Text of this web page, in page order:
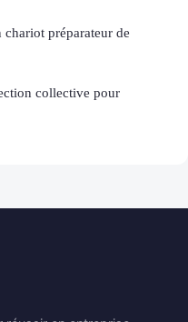
chariot préparateur de
collective pour